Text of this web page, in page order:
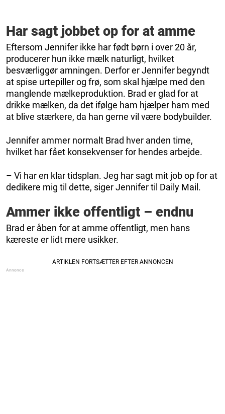
Har sagt jobbet op for at amme
Eftersom Jennifer ikke har født børn i over 20 år,
producerer hun ikke mælk naturligt, hvilket
besværliggør amningen. Derfor er Jennifer begyndt
at spise urtepiller og frø, som skal hjælpe med den
manglende mælkeproduktion. Brad er glad for at
drikke mælken, da det ifølge ham hjælper ham med
at blive stærkere, da han gerne vil være bodybuilder.
Jennifer ammer normalt Brad hver anden time,
hvilket har fået konsekvenser for hendes arbejde.
– Vi har en klar tidsplan. Jeg har sagt mit job op for at
dedikere mig til dette, siger Jennifer til Daily Mail.
Ammer ikke offentligt – endnu
Brad er åben for at amme offentligt, men hans
kæreste er lidt mere usikker.